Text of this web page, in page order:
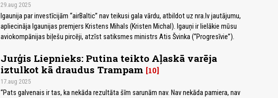
29.aug 2025
Igaunija par investīcijām “airBaltic” nav teikusi gala vārdu, atbildot uz nra.lv jautājumu,
apliecināja Igaunijas premjers Kristens Mihals (Kristen Michal). Igauņi ir lielākie mūsu
aviokompānijas biļešu pircēji, atzīst satiksmes ministrs Atis Švinka (“Progresīvie”).
Jurģis Liepnieks: Putina teikto Aļaskā varēja
iztulkot kā draudus Trampam 10
17.aug 2025
“Pats galvenais ir tas, ka nekāda rezultāta šīm sarunām nav. Nav nekāda pamiera, nav